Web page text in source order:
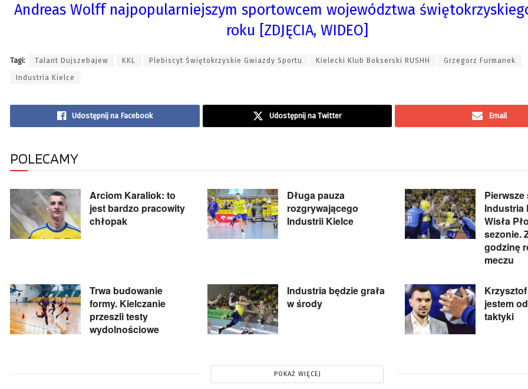
Andreas Wolff najpopularniejszym sportowcem województwa
roku [ZDJĘCIA, WIDEO]
Tagi: Talant Dujszebajew KKL Plebiscyt Świętokrzyskie Gwiazdy Sportu Kielecki Klub Bokserski RUSHH Grzegorz Furmanek
Industria Kielce
Udostępnij na Facebook Udostępnij na Twitter Email
POLECAMY
Arciom Karaliok: to
jest bardzo pracowity
chłopak
Długa pauza
rozgrywającego
Industrii Kielce
Pierwsze
Industria
Wisła
sezonie.
godzinę
meczu
Trwa budowanie
formy. Kielczanie
przeszli testy
wydolnościowe
Industria będzie grała
w środy
jestem
taktyki
POKAŻ WIĘCEJ